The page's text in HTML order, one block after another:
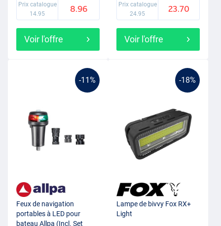
Prix catalogue
14.95
8.96
Voir l'offre
Prix catalogue
24.95
23.70
Voir l'offre
-11%
Feux de navigation
portables à LED pour
bateau Allpa (Incl. Set
-18%
Lampe de bivvy Fox RX+
Light